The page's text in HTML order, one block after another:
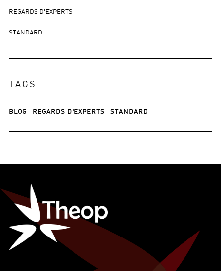
REGARDS D'EXPERTS
STANDARD
TAGS
BLOG REGARDS D'EXPERTS STANDARD